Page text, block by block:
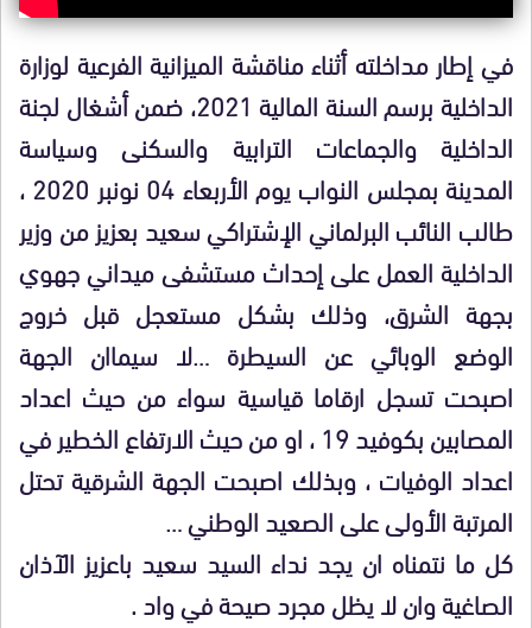
في إطار مداخلته أثناء مناقشة الميزانية الفرعية لوزارة
الداخلية برسم السنة المالية 2021، ضمن أشغال لجنة
الداخلية والجماعات الترابية والسكنى وسياسة
المدينة بمجلس النواب يوم الأربعاء 04 نونبر 2020 ،
طالب النائب البرلماني الإشتراكي سعيد بعزيز من وزير
الداخلية العمل على إحداث مستشفى ميداني جهوي
بجهة الشرق، وذلك بشكل مستعجل قبل خروج
الوضع الوبائي عن السيطرة …لا سيماان الجهة
اصبحت تسجل ارقاما قياسية سواء من حيث اعداد
المصابين بكوفيد 19 ، او من حيث الارتفاع الخطير في
اعداد الوفيات ، وبذلك اصبحت الجهة الشرقية تحتل
المرتبة الأولى على الصعيد الوطني …
كل ما نتمناه ان يجد نداء السيد سعيد باعزيز الآذان
الصاغية وان لا يظل مجرد صيحة في واد .